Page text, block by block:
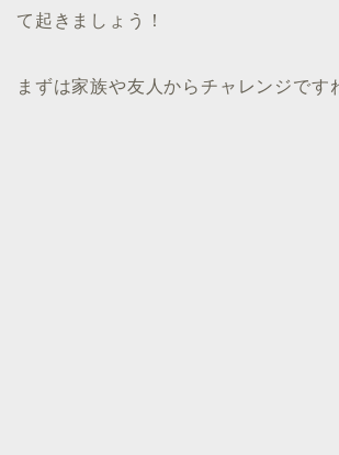
て起きましょう！
まずは家族や友人からチャレンジです